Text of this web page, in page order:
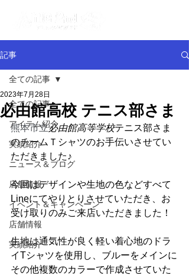
記事
全ての記事
アイテム紹介
実績紹介
ニュース＆ブログ
店舗情報
イベント＆キャンペーン
店舗情報
実績紹介
全ての記事
必由館高校 テニス部さま
2023年7月28日
熊本市立必由館高等学校テニス部さま
のチームＴシャツのお手伝いさせてい
ただきました♪
今回はデザインや生地の色などすべて
Lineにてやりとりさせていただき、お
受け取りのみご来店いただきました！
生地は通気性が良く軽い着心地のドラ
イTシャツを使用し、ブルーをメインに
その他複数のカラーで作成させていた